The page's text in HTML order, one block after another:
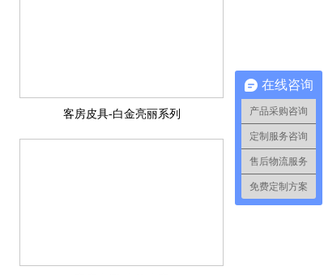
客房皮具-白金亮丽系列
在线咨询
产品采购咨询
定制服务咨询
售后物流服务
免费定制方案